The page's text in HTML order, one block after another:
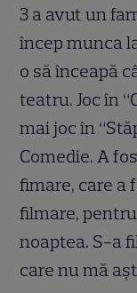
3 a avut un
încep munca
o să înceapă
teatru. Joc în
mai joc în
Comedie. A
fimare, care a
filmare,
noaptea. S-a
care nu mă